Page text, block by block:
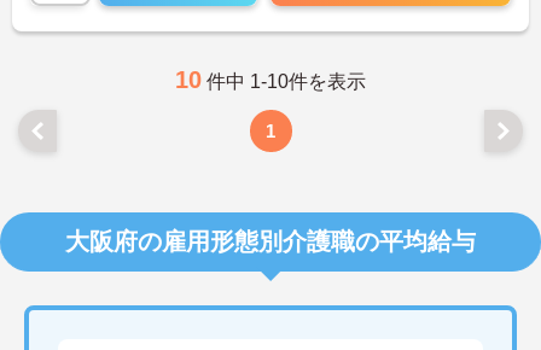
10 件中 1-10件を表示
1
大阪府の雇用形態別介護職の平均給与